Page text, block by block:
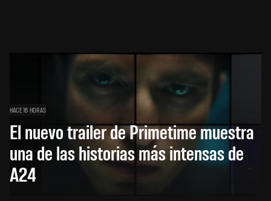
HACE 16 HORAS
El nuevo trailer de Primetime muestra
una de las historias más intensas de
A24